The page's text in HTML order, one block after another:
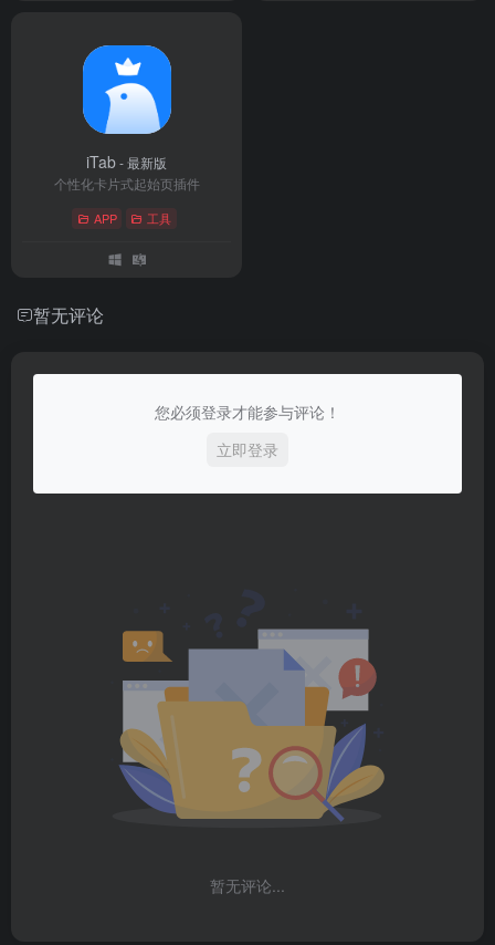
iTab- 最新版
个性化卡片式起始页插件
APP 工具
暂无评论
您必须登录才能参与评论！
立即登录
暂无评论...